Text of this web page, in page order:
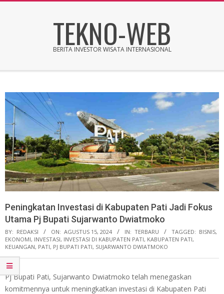
TEKNO-WEB
BERITA INVESTOR WISATA INTERNASIONAL
Menu
Peningkatan Investasi di Kabupaten Pati Jadi Fokus
Utama Pj Bupati Sujarwanto Dwiatmoko
BY: REDAKSI ON: AGUSTUS 15, 2024 IN: TERBARU TAGGED: BISNIS,
EKONOMI, INVESTASI, INVESTASI DI KABUPATEN PATI, KABUPATEN PATI,
KEUANGAN, PATI, PJ BUPATI PATI, SUJARWANTO DWIATMOKO
Pj Bupati Pati, Sujarwanto Dwiatmoko telah menegaskan
komitmennya untuk meningkatkan investasi di Kabupaten Pati